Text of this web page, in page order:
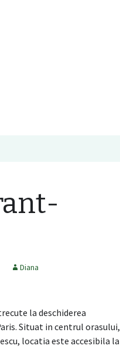
Diana
la deschiderea
Situat in centrul orasului,
locatia este accesibila la